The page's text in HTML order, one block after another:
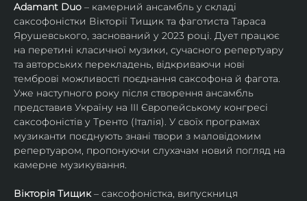
Adamant Duo – камерний ансамбль у складі
саксофоністки Вікторії Тищик та фаготиста Тараса
Ярушевського, заснований у 2023 році. Дует працює
на перетині класичної музики, сучасного репертуару
та авторських перекладень, відкриваючи нові
темброві можливості поєднання саксофона й фагота.
Уже наступного року після створення ансамбль
представив Україну на ІІІ Європейському конгресі
саксофоністів у Тренто (Італія). У своїх програмах
музиканти поєднують знані твори з маловідомим
репертуаром, пропонуючи слухачам новий погляд на
камерне музикування.
Вікторія Тищик – саксофоністка, випускниця